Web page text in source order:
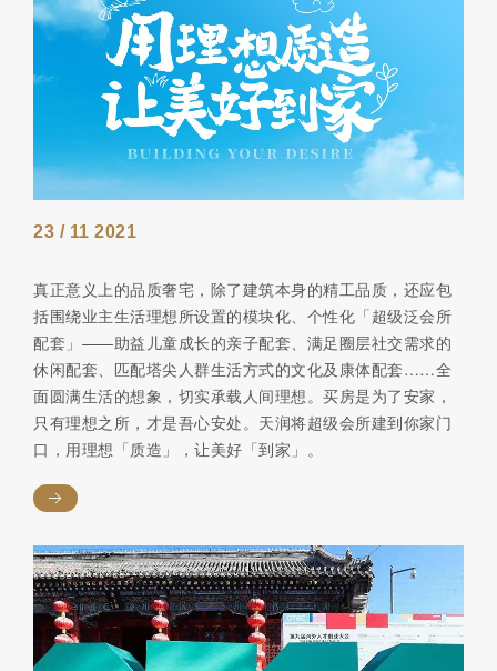
23 / 11 2021
真正意义上的品质奢宅，除了建筑本身的精工品质，还应包
括围绕业主生活理想所设置的模块化、个性化「超级泛会所
配套」——助益儿童成长的亲子配套、满足圈层社交需求的
休闲配套、匹配塔尖人群生活方式的文化及康体配套……全
面圆满生活的想象，切实承载人间理想。买房是为了安家，
只有理想之所，才是吾心安处。天润将超级会所建到你家门
口，用理想「质造」，让美好「到家」。